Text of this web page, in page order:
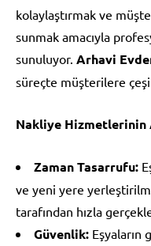
kolaylaştırmak ve
sunmak amacıyla
sunuluyor. Arhavi
süreçte müşterilere
Nakliye Hizmetlerinin
Zaman Tasarrufu:
ve yeni yere
tarafından hızla
Güvenlik: Eşyaların